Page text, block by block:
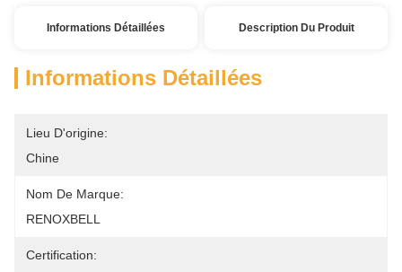
Informations Détaillées Description Du Produit
Informations Détaillées
Lieu D'origine:
Chine
Nom De Marque:
RENOXBELL
Certification: